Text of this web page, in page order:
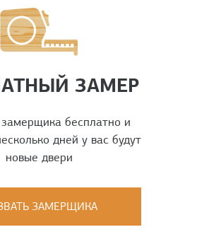
ЗАМЕР
бесплатно и
дней у вас будут
новые двери
ЗАМЕРЩИКА